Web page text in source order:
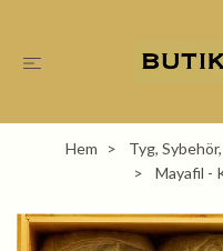
Hem Tyg,
Mayafil -